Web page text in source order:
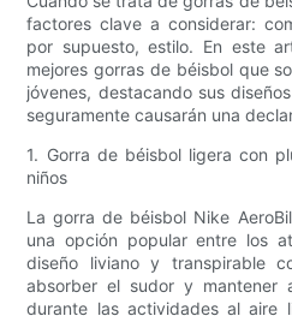
factores clave a considerar:
por supuesto, estilo. En este
mejores gorras de béisbol que
jóvenes, destacando sus
seguramente causarán una
1. Gorra de béisbol ligera con
niños
La gorra de béisbol Nike
una opción popular entre los
diseño liviano y transpirable
absorber el sudor y mantener
durante las actividades al aire